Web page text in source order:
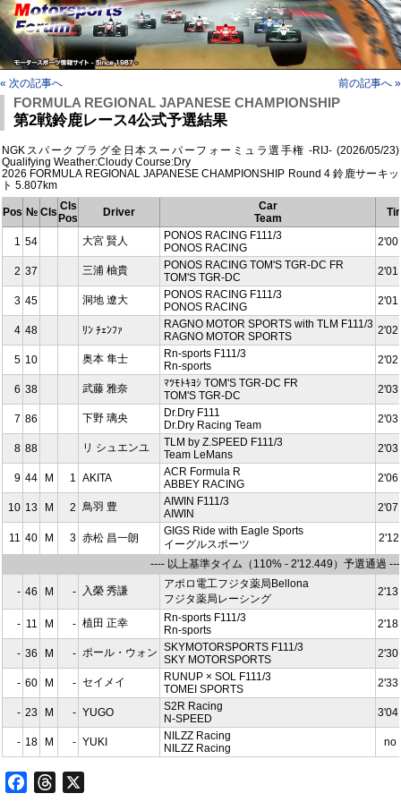
« 次の記事へ 前の記事へ »
FORMULA REGIONAL JAPANESE CHAMPIONSHIP
第2戦鈴鹿レース4公式予選結果
NGKスパークプラグ全日本スーパーフォーミュラ選手権 -RIJ- (2026/05/23)
Qualifying Weather:Cloudy Course:Dry
2026 FORMULA REGIONAL JAPANESE CHAMPIONSHIP Round 4 鈴鹿サーキッ
ト 5.807km
Pos № Cls Cls
Pos
Driver
Car
Team
1 54 大宮 賢人
PONOS RACING F111/3
PONOS RACING
2 37 三浦 柚貴
PONOS RACING TOM'S TGR-DC FR
TOM'S TGR-DC
3 45 洞地 遼⼤
PONOS RACING F111/3
PONOS RACING
4 48 ﾘﾝ ﾁｪﾝﾌｧ
RAGNO MOTOR SPORTS with TLM F111/3
RAGNO MOTOR SPORTS
5 10 奥本 隼士
Rn-sports F111/3
Rn-sports
6 38 武藤 雅奈
ﾏﾂﾓﾄｷﾖｼ TOM'S TGR-DC FR
TOM'S TGR-DC
7 86 下野 璃央
Dr.Dry F111
Dr.Dry Racing Team
8 88 リ シュエンユ
TLM by Z.SPEED F111/3
Team LeMans
9 44 M 1 AKITA
ACR Formula R
ABBEY RACING
10 13 M 2 鳥羽 豊
AIWIN F111/3
AIWIN
11 40 M 3 ⾚松 昌⼀朗
GIGS Ride with Eagle Sports
イーグルスポーツ
---- 以上基準タイム（110% - 2'12.449）予選通過
- 46 M - 入榮 秀謙
アポロ電工フジタ薬局Bellona
フジタ薬局レーシング
- 11 M - 植田 正幸
Rn-sports F111/3
Rn-sports
- 36 M - ポール・ウォン SKYMOTORSPORTS F111/3
SKY MOTORSPORTS
- 60 M - セイメイ
RUNUP × SOL F111/3
TOMEI SPORTS
- 23 M - YUGO
S2R Racing
N-SPEED
- 18 M - YUKI
NILZZ Racing
NILZZ Racing
no
FacebookThreads